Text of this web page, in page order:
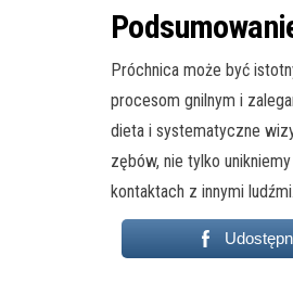
Próchnica może być
procesom gnilnym i
dieta i systematyczne
zębów, nie tylko
kontaktach z innymi ludźmi.